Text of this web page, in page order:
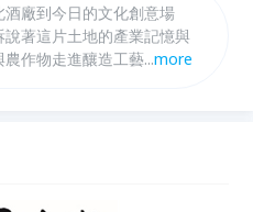
廠到今日的文化創意場
著這片土地的產業記憶與
作物走進釀造工藝，一杯
專家，探討台灣地酒如何
...more